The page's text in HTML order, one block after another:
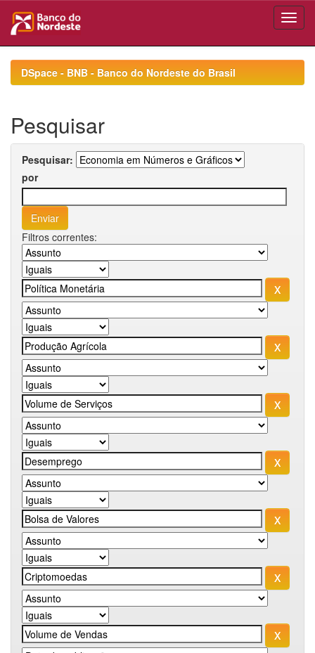
navigationDSpace - BNB - Banco do Nordeste do Brasil
Pesquisar
Pesquisar:
por
Filtros correntes: